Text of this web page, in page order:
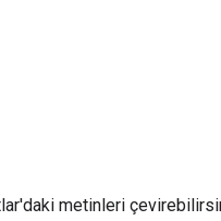
metinleri